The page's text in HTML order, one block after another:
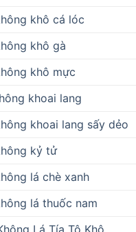
khô cá lóc
khô gà
khô mực
khoai lang
khoai lang sấy dẻo
kỷ tử
lá chè xanh
lá thuốc nam